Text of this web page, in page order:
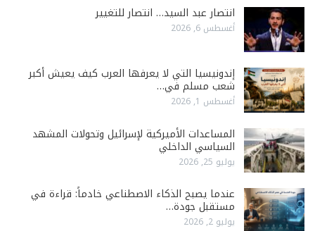
انتصار عبد السيد… انتصار للتغيير
أغسطس 6, 2026
إندونيسيا التي لا يعرفها العرب كيف يعيش أكبر
شعب مسلم في…
أغسطس 1, 2026
المساعدات الأميركية لإسرائيل وتحولات المشهد
السياسي الداخلي
يوليو 25, 2026
عندما يصبح الذكاء الاصطناعي خادماً: قراءة في
مستقبل جودة…
يوليو 2, 2026